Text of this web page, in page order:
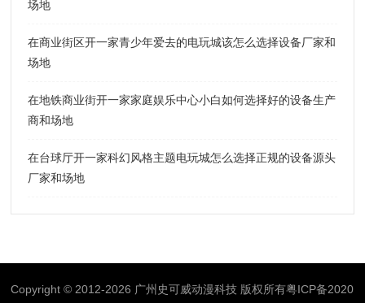
场地
在商业街区开一家青少年爱去的电玩城该怎么选择设备厂家和
场地
在地铁商业街开一家家庭娱乐中心小白如何选择好的设备生产
商和场地
在台球厅开一家科幻风格主题电玩城怎么选择正规的设备源头
厂家和场地
Copyright © 2012-2026 广州史可威动漫科技 版权所有粤ICP备2020